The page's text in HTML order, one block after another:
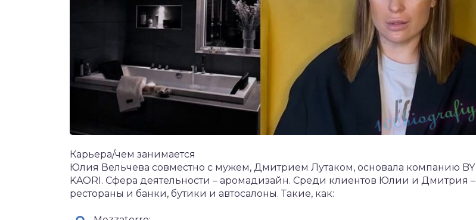
Карьера/чем занимается
Юлия Вельчева совместно с мужем, Дмитрием Лутаком, основала компанию BY
KAORI. Сфера деятельности – аромадизайн. Среди клиентов Юлии и Дмитрия –
рестораны и банки, бутики и автосалоны. Такие, как: